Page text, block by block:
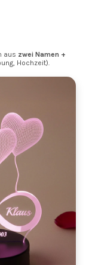
aus zwei Namen +
Hochzeit).